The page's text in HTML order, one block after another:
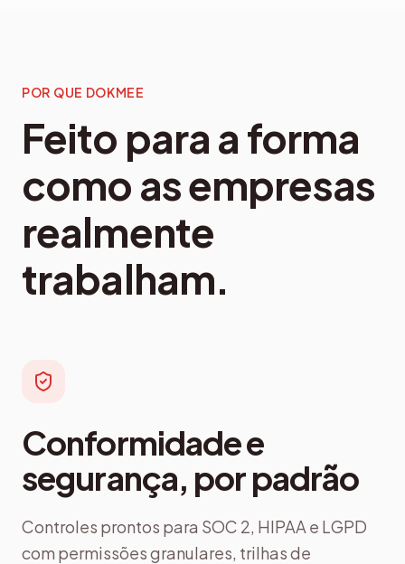
POR QUE DOKMEE
Feito para a forma
como as empresas
realmente
trabalham.
Conformidade e
segurança, por padrão
Controles prontos para SOC 2, HIPAA e LGPD
com permissões granulares, trilhas de